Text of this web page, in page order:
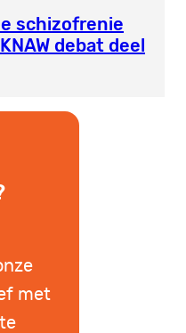
schizofrenie
debat deel
met